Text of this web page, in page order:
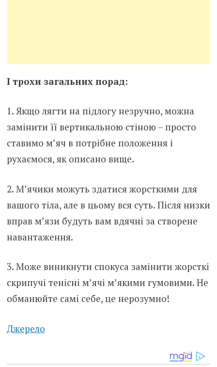
І трохи загальних порад:
1. Якщо лягти на підлогу незручно, можна
замінити її вертикальною стіною – просто
ставимо м’яч в потрібне положення і
рухаємося, як описано вище.
2. М’ячики можуть здатися жорсткими для
вашого тіла, але в цьому вся суть. Після низки
вправ м’язи будуть вам вдячні за створене
навантаження.
3. Може виникнути спокуса замінити жорсткі
скрипучі тенісні м’ячі м’якими гумовими. Не
обманюйте самі себе, це нерозумно!
Джерело